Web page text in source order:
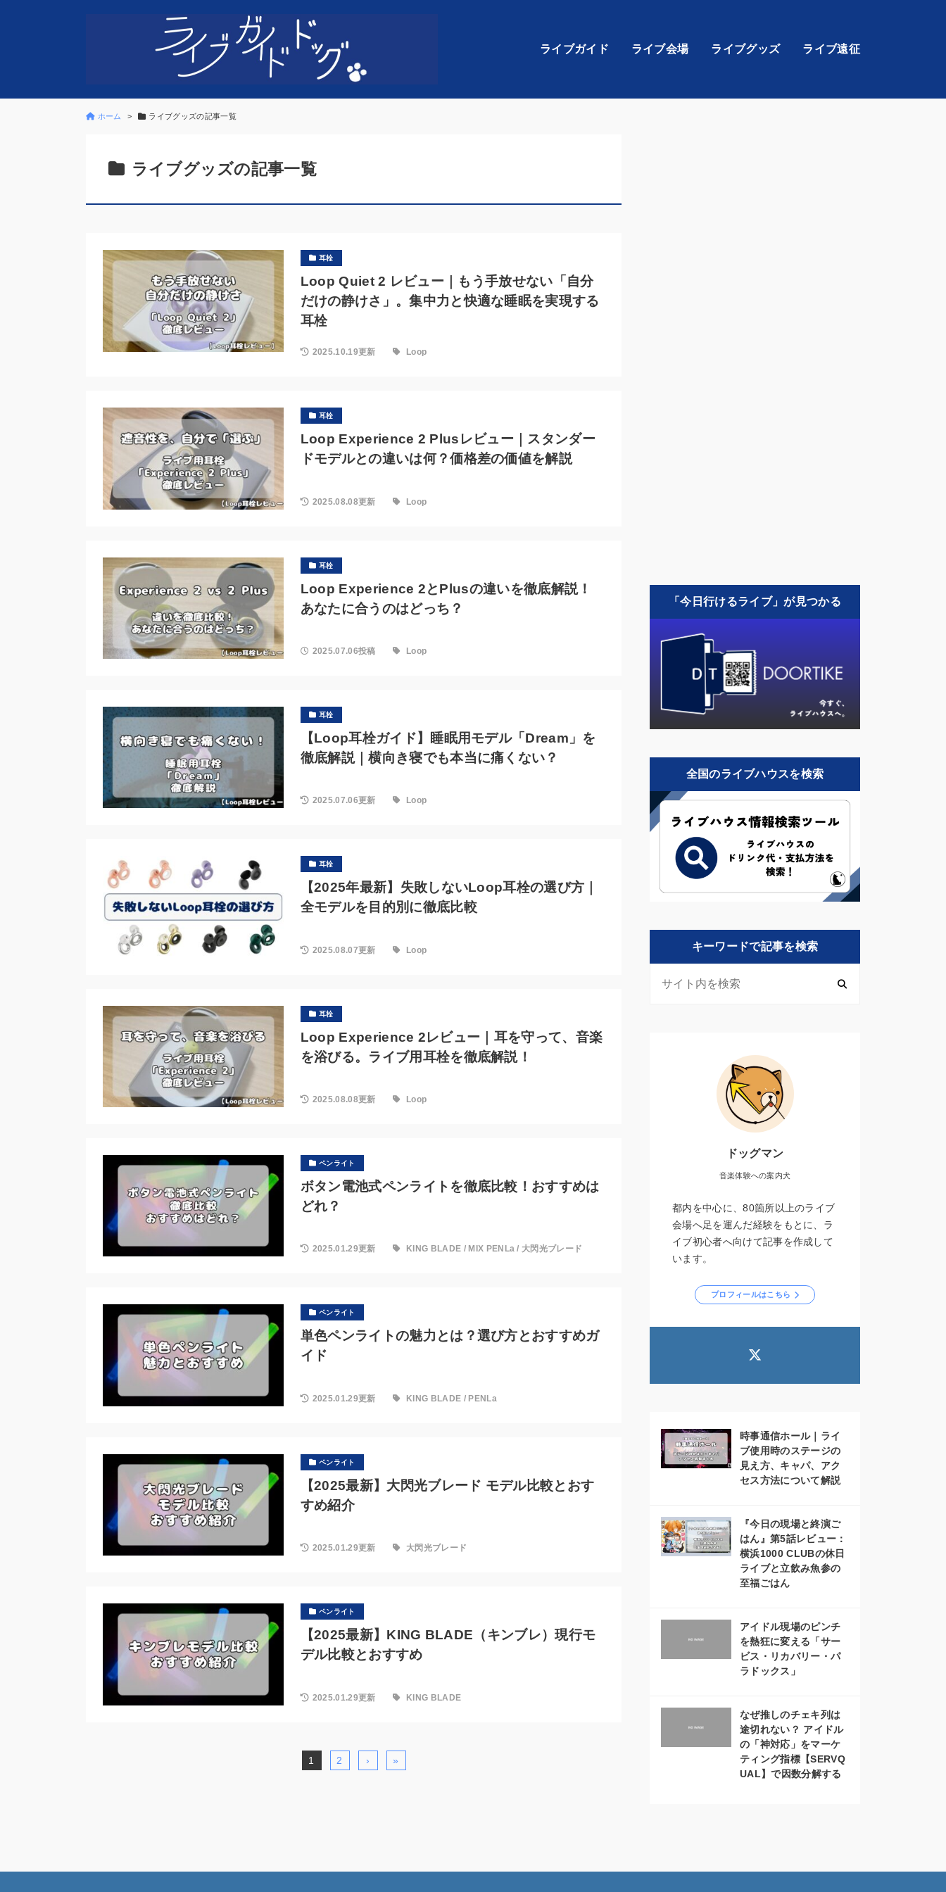
ライブガイド ライブ会場 ライブグッズ ライブ遠征
ホーム ライブグッズの記事一覧
ライブグッズの記事一覧
耳栓
Loop Quiet 2 レビュー｜もう手放せない「自分
だけの静けさ」。集中力と快適な睡眠を実現する
耳栓
2025.10.19更新 Loop
耳栓
Loop Experience 2 Plusレビュー｜スタンダー
ドモデルとの違いは何？価格差の価値を解説
2025.08.08更新 Loop
耳栓
Loop Experience 2とPlusの違いを徹底解説！
あなたに合うのはどっち？
2025.07.06投稿 Loop
耳栓
【Loop耳栓ガイド】睡眠用モデル「Dream」を
徹底解説｜横向き寝でも本当に痛くない？
2025.07.06更新 Loop
耳栓
【2025年最新】失敗しないLoop耳栓の選び方｜
全モデルを目的別に徹底比較
2025.08.07更新 Loop
耳栓
Loop Experience 2レビュー｜耳を守って、音楽
を浴びる。ライブ用耳栓を徹底解説！
2025.08.08更新 Loop
ペンライト
ボタン電池式ペンライトを徹底比較！おすすめは
どれ？
2025.01.29更新 KING BLADE / MIX PENLa / 大閃光ブレード
ペンライト
単色ペンライトの魅力とは？選び方とおすすめガ
イド
2025.01.29更新 KING BLADE / PENLa
ペンライト
【2025最新】大閃光ブレード モデル比較とおす
すめ紹介
2025.01.29更新 大閃光ブレード
ペンライト
【2025最新】KING BLADE（キンブレ）現行モ
デル比較とおすすめ
2025.01.29更新 KING BLADE
1 2 › »
「今日行けるライブ」が見つかる
全国のライブハウスを検索
キーワードで記事を検索
ドッグマン
音楽体験への案内犬
都内を中心に、80箇所以上のライブ
会場へ足を運んだ経験をもとに、ラ
イブ初心者へ向けて記事を作成して
います。
プロフィールはこちら
時事通信ホール｜ライ
ブ使用時のステージの
見え方、キャパ、アク
セス方法について解説
『今日の現場と終演ご
はん』第5話レビュー：
横浜1000 CLUBの休日
ライブと立飲み魚参の
至福ごはん
アイドル現場のピンチ
を熱狂に変える「サー
ビス・リカバリー・パ
ラドックス」
なぜ推しのチェキ列は
途切れない？ アイドル
の「神対応」をマーケ
ティング指標【SERVQ
UAL】で因数分解する